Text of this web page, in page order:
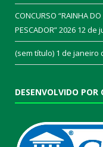
CONCURSO “RAINHA
PESCADOR” 2026 12 de
(sem título) 1 de janeiro
DESENVOLVIDO POR